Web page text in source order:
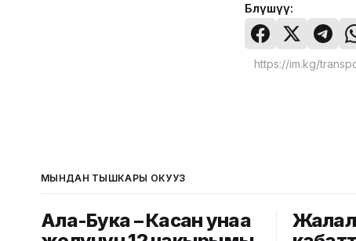
Бөлүшүү:
МЫНДАН ТЫШКАРЫ ОКУҢУЗ
Ала-Бука – Касан унаа